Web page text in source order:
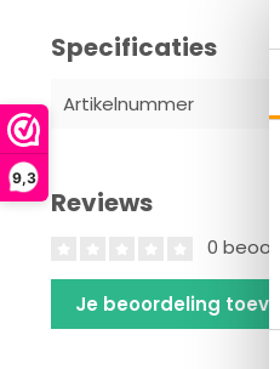
9,3
Specificaties
Artikelnummer
Reviews
0
Je beoordeling